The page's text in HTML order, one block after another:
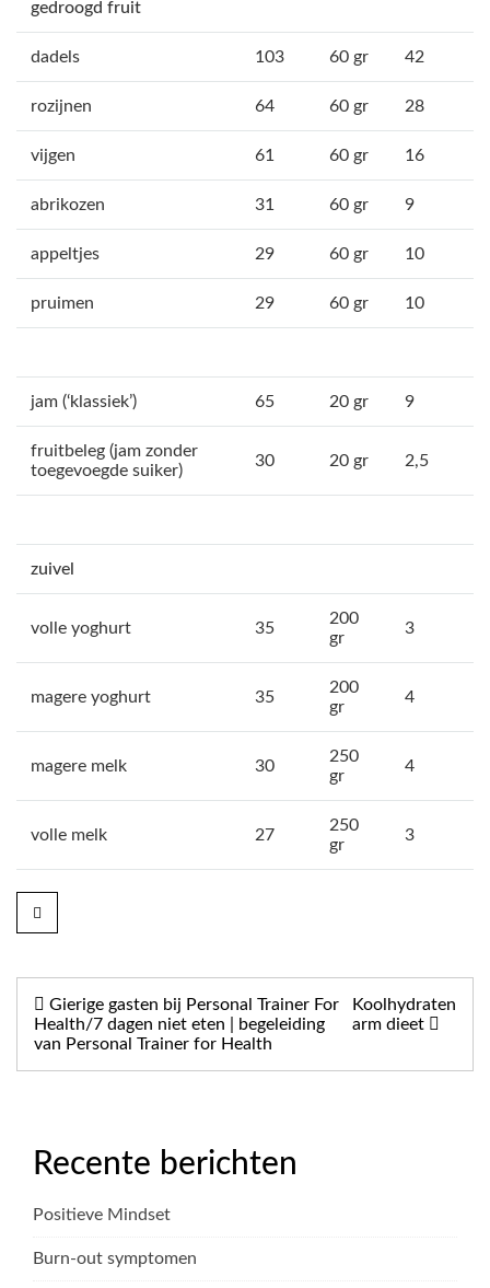
gedroogd fruit
dadels 103 60 gr 42
rozijnen 64 60 gr 28
vijgen 61 60 gr 16
abrikozen 31 60 gr 9
appeltjes 29 60 gr 10
pruimen 29 60 gr 10
jam (‘klassiek’) 65 20 gr 9
fruitbeleg (jam zonder
toegevoegde suiker)
30 20 gr 2,5
zuivel
volle yoghurt 35
200
gr
3
magere yoghurt 35
200
gr
4
magere melk 30
250
gr
4
volle melk 27
250
gr
3
Bericht
navigatie
Gierige gasten bij Personal Trainer For
Health/7 dagen niet eten | begeleiding
van Personal Trainer for Health
Koolhydraten
arm dieet
Recente berichten
Positieve Mindset
Burn-out symptomen